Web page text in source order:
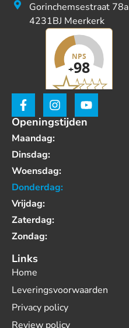
Gorinchemsestraat 78a
4231BJ Meerkerk
Openingstijden
Maandag:
Dinsdag:
Woensdag:
Donderdag:
Vrijdag:
Zaterdag:
Zondag:
Links
Home
Leveringsvoorwaarden
Privacy policy
Review policy